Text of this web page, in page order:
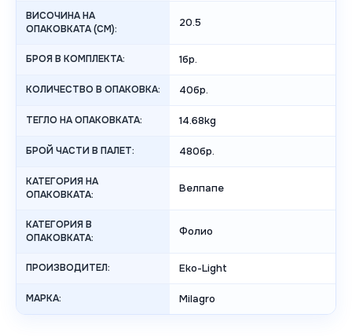
ВИСОЧИНА НА
ОПАКОВКАТА (СМ):
20.5
БРОЯ В КОМПЛЕКТА: 1бр.
КОЛИЧЕСТВО В ОПАКОВКА: 40бр.
ТЕГЛО НА ОПАКОВКАТА: 14.68kg
БРОЙ ЧАСТИ В ПАЛЕТ: 480бр.
КАТЕГОРИЯ НА
ОПАКОВКАТА:
Велпапе
КАТЕГОРИЯ В
ОПАКОВКАТА:
Фолио
ПРОИЗВОДИТЕЛ: Eko-Light
МАРКА: Milagro